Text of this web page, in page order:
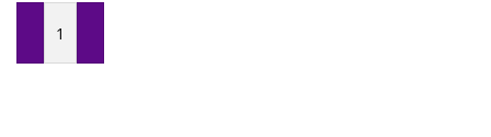
Agregar Al Carrito